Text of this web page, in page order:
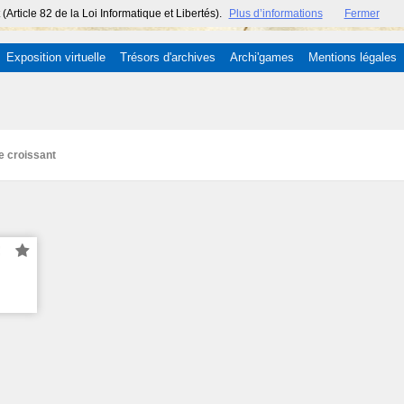
82 de la Loi Informatique et Libertés). Plus d’informations Fermer
Exposition virtuelle Trésors d'archives Archi'games Mentions légales
croissant